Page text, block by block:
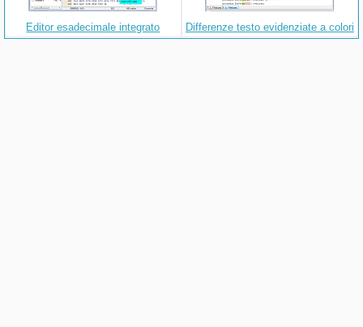
Editor esadecimale integrato Differenze testo evidenziate a colori